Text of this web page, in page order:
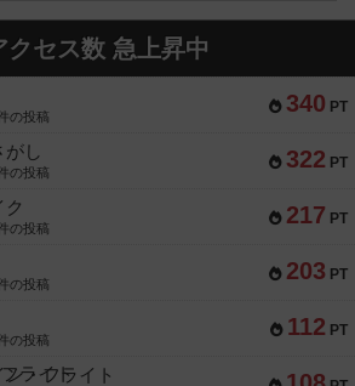
クセス数 急上昇中
340 PT
の投稿
322 PT
がし
の投稿
217 PT
の投稿
203 PT
の投稿
112 PT
の投稿
・フライト